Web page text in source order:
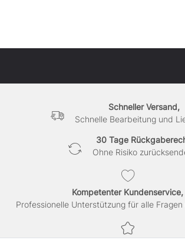
Schneller Versand,
Schnelle Bearbeitung und
30 Tage
Ohne Risiko
Kompetenter Kundenservice,
Professionelle Unterstützung für alle Fragen